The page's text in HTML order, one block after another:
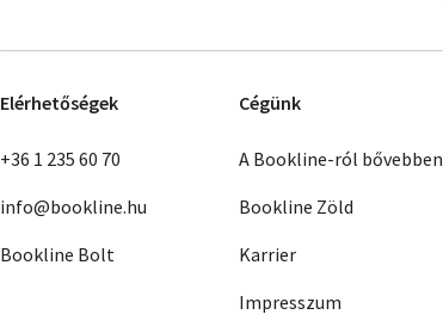
Elérhetőségek
+36 1 235 60 70
info@bookline.hu
Bookline Bolt
Cégünk
A Bookline-ról bővebben
Bookline Zöld
Karrier
Impresszum